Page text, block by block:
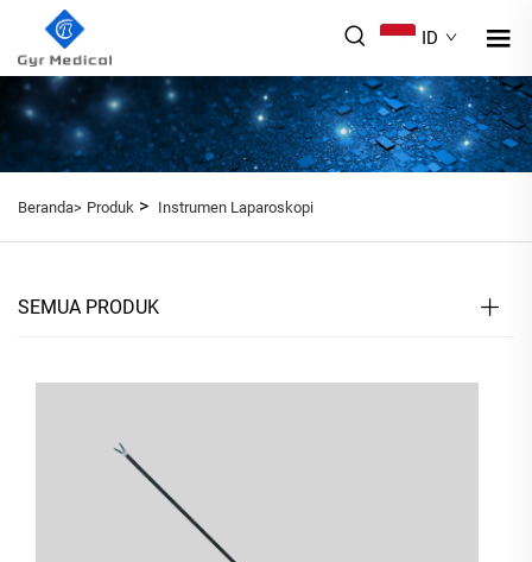
ID
Beranda> Produk > Instrumen Laparoskopi
SEMUA PRODUK